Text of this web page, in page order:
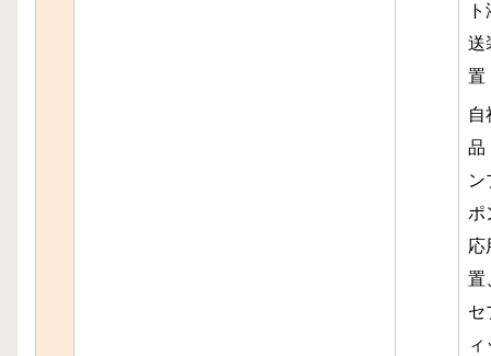
送
自
ン
ポ
応
置
セ
ィ